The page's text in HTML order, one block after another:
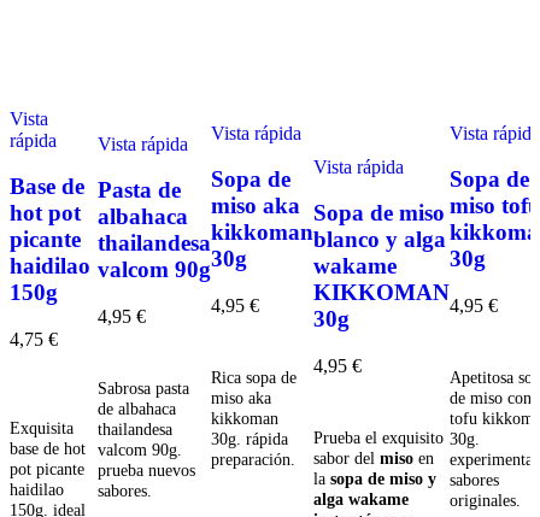
Vista
rápida
Base de
hot pot
picante
haidilao
150g
4,75 €
Exquisita
base de hot
pot picante
haidilao
150g. ideal
Vista rápida
Pasta de
albahaca
thailandesa
valcom 90g
4,95 €
Sabrosa pasta
de albahaca
thailandesa
valcom 90g.
prueba nuevos
sabores.
Vista rápida
Sopa de
miso aka
kikkoman
30g
4,95 €
Rica sopa de
miso aka
kikkoman
30g. rápida
preparación.
Vista rápida
Sopa de miso
blanco y alga
wakame
KIKKOMAN
30g
4,95 €
Prueba el exquisito
sabor del miso en
la sopa de miso y
alga wakame
Vista rápida
Sopa de
miso tofu
30g
4,95 €
Apetitosa
de miso con
tofu
30g.
experimenta
sabores
originales.